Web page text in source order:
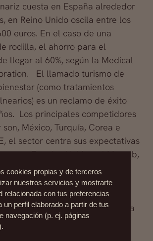
cuesta en España alrededor
en Reino Unido oscila entre los
euros. En el caso de una
rodilla, el ahorro para el
llegar al 60%, según la Medical
El llamado turismo de
(como tratamientos
es un reclamo de éxito
Los principales competidores
México, Turquía, Corea e
el sector centra sus expectativas
en Estados Unidos, el Magreb,
y el este de Europa,
Rusia. Cada país tiene sus
británicos demandan, sobre
de rodilla o cadera, cirugía
Los estadounidenses,
muy alto coste que quedan
cookies propias y de terceros
nuestros servicios y mostrarte
relacionada con tus preferencias
un perfil elaborado a partir de tus
navegación (p. ej. páginas